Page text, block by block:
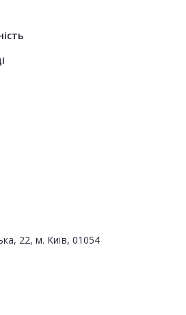
22, м. Київ, 01054